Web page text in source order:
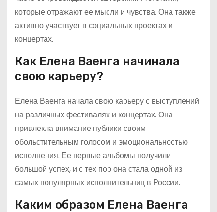
которые отражают ее мысли и чувства. Она также
активно участвует в социальных проектах и
концертах.
Как Елена Ваенга начинала
свою карьеру?
Елена Ваенга начала свою карьеру с выступлений
на различных фестивалях и концертах. Она
привлекла внимание публики своим
обольстительным голосом и эмоциональностью
исполнения. Ее первые альбомы получили
большой успех, и с тех пор она стала одной из
самых популярных исполнительниц в России.
Каким образом Елена Ваенга